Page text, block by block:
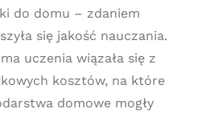
do domu – zdaniem
się jakość nauczania.
uczenia wiązała się z
kosztów, na które
domowe mogły